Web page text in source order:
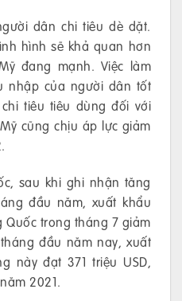
dân chi tiêu dè dặt.
hình sẽ khả quan hơn
đang mạnh. Việc làm
nhập của người dân tốt
tiêu tiêu dùng đối với
cũng chịu áp lực giảm
sau khi ghi nhận tăng
đầu năm, xuất khẩu
Quốc trong tháng 7 giảm
đầu năm nay, xuất
này đạt 371 triệu USD,
2021.